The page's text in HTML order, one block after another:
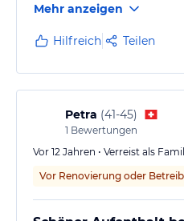
Maggiore. Die Zimmer
Das Morgenessenbuffet
wird mit regionalen
Personal war sehr
Hie und da fehlt noch das
Beispiel ein Waschlappen
Alles in allem…
Mehr anzeigen
Hilfreich Teilen
Petra (41-45)
1 Bewertungen
Vor 12 Jahren • Verreist als
Vor Renovierung oder